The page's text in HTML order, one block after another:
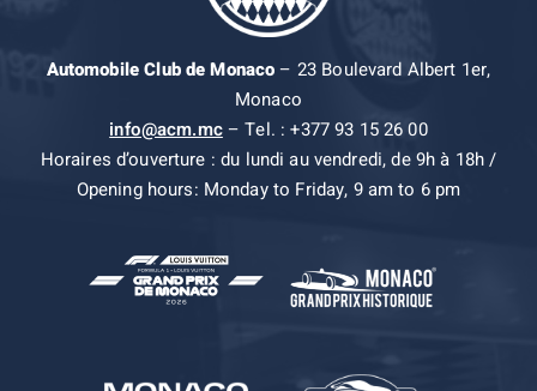
Automobile Club de Monaco– 23 Boulevard Albert 1er,
Monaco
info@acm.mc– Tel. : +377 93 15 26 00
Horaires d’ouverture : du lundi au vendredi, de 9h à 18h /
Opening hours: Monday to Friday, 9 am to 6 pm